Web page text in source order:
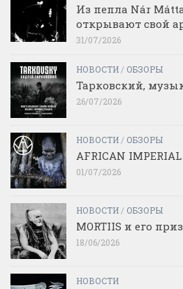
Из пепла Nár
открывают свой
31/07/2026
НОВОСТИ / ОБЗОРЫ
Тарковский,
26/07/2026
НОВОСТИ / ОБЗОРЫ
AFRICAN
01/07/2026
НОВОСТИ / ОБЗОРЫ
MORTIIS и его
18/06/2026
НОВОСТИ